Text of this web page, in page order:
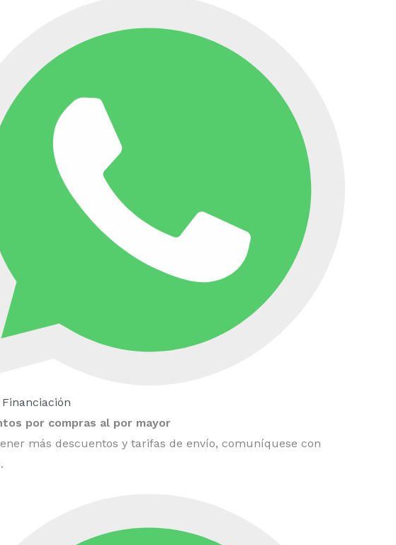
por compras al por mayor
más descuentos y tarifas de envío, comuníquese con